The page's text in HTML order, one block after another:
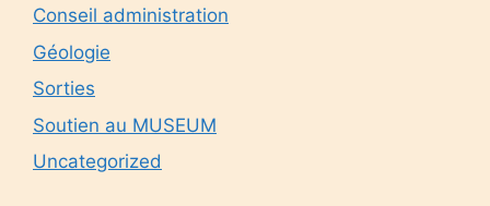
Conseil administration
Géologie
Sorties
Soutien au MUSEUM
Uncategorized